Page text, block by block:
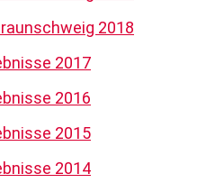
2018
2017
2016
2015
2014